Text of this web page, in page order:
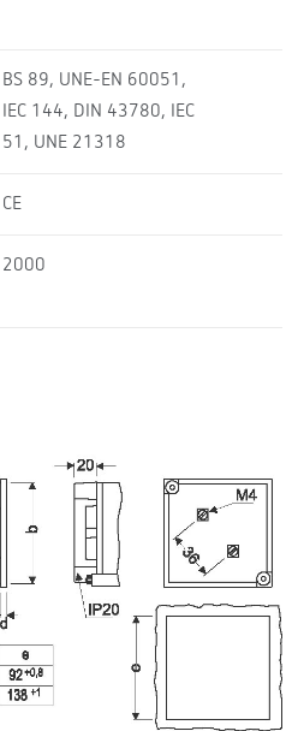
BS 89, UNE-EN 60051,
IEC 144, DIN 43780, IEC
51, UNE 21318
CE
2000